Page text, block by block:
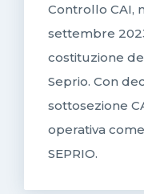
Controllo CAI,
settembre
costituzione
Seprio. Con
sottosezione
operativa come
SEPRIO.